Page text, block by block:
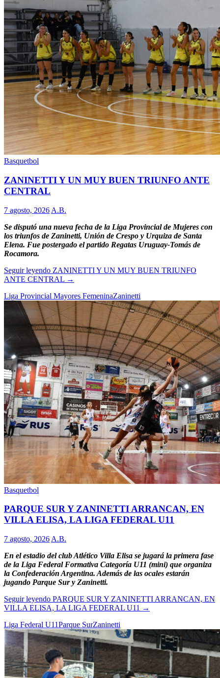
Basquetbol
ZANINETTI Y UN MUY BUEN TRIUNFO ANTE
CENTRAL
7 agosto, 2026 A.B.
Se disputó una nueva fecha de la Liga Provincial de Mujeres con
los triunfos de Zaninetti, Unión de Crespo y Urquiza de Santa
Elena. Fue postergado el partido Regatas Uruguay-Tomás de
Rocamora.
Seguir leyendo ZANINETTI Y UN MUY BUEN TRIUNFO
ANTE CENTRAL →
Liga Provincial Mayores FemeninaZaninetti
Basquetbol
PARQUE SUR Y ZANINETTI ARRANCAN, EN
VILLA ELISA, LA LIGA FEDERAL U11
7 agosto, 2026 A.B.
En el estadio del club Atlético Villa Elisa se jugará la primera fase
de la Liga Federal Formativa Categoría U11 (mini) que organiza
la Confederación Argentina. Además de las ocales estarán
jugando Parque Sur y Zaninetti.
Seguir leyendo PARQUE SUR Y ZANINETTI ARRANCAN, EN
VILLA ELISA, LA LIGA FEDERAL U11 →
Liga Federal U11Parque SurZaninetti